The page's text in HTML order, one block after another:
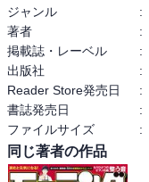
ジャンル :
著者
:
掲載誌・レーベル
:
出版社
:
Reader Store発売日
:
書誌発売日
:
ファイルサイズ
:
同じ著者の作品